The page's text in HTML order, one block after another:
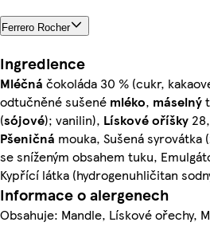
Ferrero Rocher
Ingredience
Mléčná čokoláda 30 % (cukr,
odtučněné sušené mléko, máselný
(sójové); vanilin), Lískové oříšky
Pšeničná mouka, Sušená syrovátka
se sníženým obsahem tuku,
Kypřící látka (hydrogenuhličitan
Informace o alergenech
Obsahuje: Mandle, Lískové ořechy,